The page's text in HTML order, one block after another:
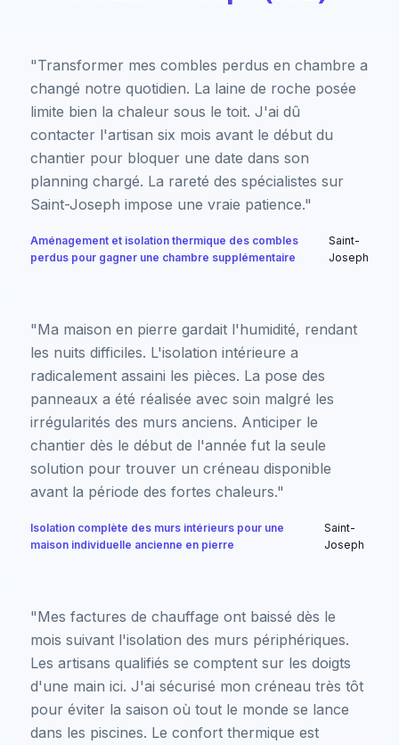
"Transformer mes combles perdus en chambre a
changé notre quotidien. La laine de roche posée
limite bien la chaleur sous le toit. J'ai dû
contacter l'artisan six mois avant le début du
chantier pour bloquer une date dans son
planning chargé. La rareté des spécialistes sur
Saint-Joseph impose une vraie patience."
Aménagement et isolation thermique des combles
perdus pour gagner une chambre supplémentaire
Saint-
Joseph
"Ma maison en pierre gardait l'humidité, rendant
les nuits difficiles. L'isolation intérieure a
radicalement assaini les pièces. La pose des
panneaux a été réalisée avec soin malgré les
irrégularités des murs anciens. Anticiper le
chantier dès le début de l'année fut la seule
solution pour trouver un créneau disponible
avant la période des fortes chaleurs."
Isolation complète des murs intérieurs pour une
maison individuelle ancienne en pierre
Saint-
Joseph
"Mes factures de chauffage ont baissé dès le
mois suivant l'isolation des murs périphériques.
Les artisans qualifiés se comptent sur les doigts
d'une main ici. J'ai sécurisé mon créneau très tôt
pour éviter la saison où tout le monde se lance
dans les piscines. Le confort thermique est